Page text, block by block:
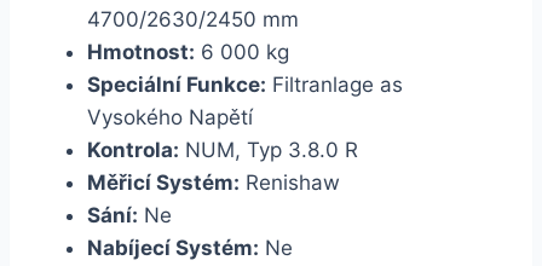
4700/2630/2450 mm
Hmotnost: 6 000 kg
Speciální Funkce: Filtranlage as
Vysokého Napětí
Kontrola: NUM, Typ 3.8.0 R
Měřicí Systém: Renishaw
Sání: Ne
Nabíjecí Systém: Ne